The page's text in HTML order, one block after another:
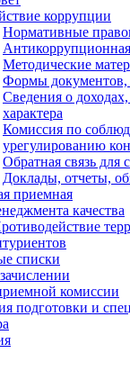
коррупции
Нормативные
Антикоррупционная
Методические
Формы документов,
Сведения о
характера
Комиссия по
урегулированию
Обратная связь
Доклады, отчеты,
приемная
качества
списки
комиссии
подготовки и